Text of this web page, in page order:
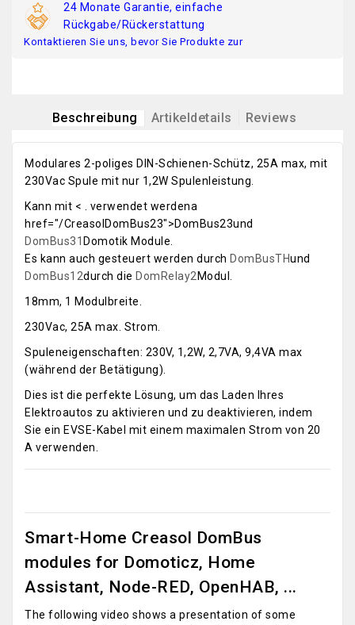
24 Monate Garantie, einfache
Rückgabe/Rückerstattung
Kontaktieren Sie uns, bevor Sie Produkte zur
Beschreibung Artikeldetails Reviews
Modulares 2-poliges DIN-Schienen-Schütz, 25A max, mit
230Vac Spule mit nur 1,2W Spulenleistung.
Kann mit < . verwendet werdena
href="/CreasolDomBus23">DomBus23und
DomBus31 Domotik Module.
Es kann auch gesteuert werden durch DomBusTHund
DomBus12durch die DomRelay2Modul.
18mm, 1 Modulbreite.
230Vac, 25A max. Strom.
Spuleneigenschaften: 230V, 1,2W, 2,7VA, 9,4VA max
(während der Betätigung).
Dies ist die perfekte Lösung, um das Laden Ihres
Elektroautos zu aktivieren und zu deaktivieren, indem
Sie ein EVSE-Kabel mit einem maximalen Strom von 20
A verwenden.
Smart-Home Creasol DomBus
modules for Domoticz, Home
Assistant, Node-RED, OpenHAB, ...
The following video shows a presentation of some